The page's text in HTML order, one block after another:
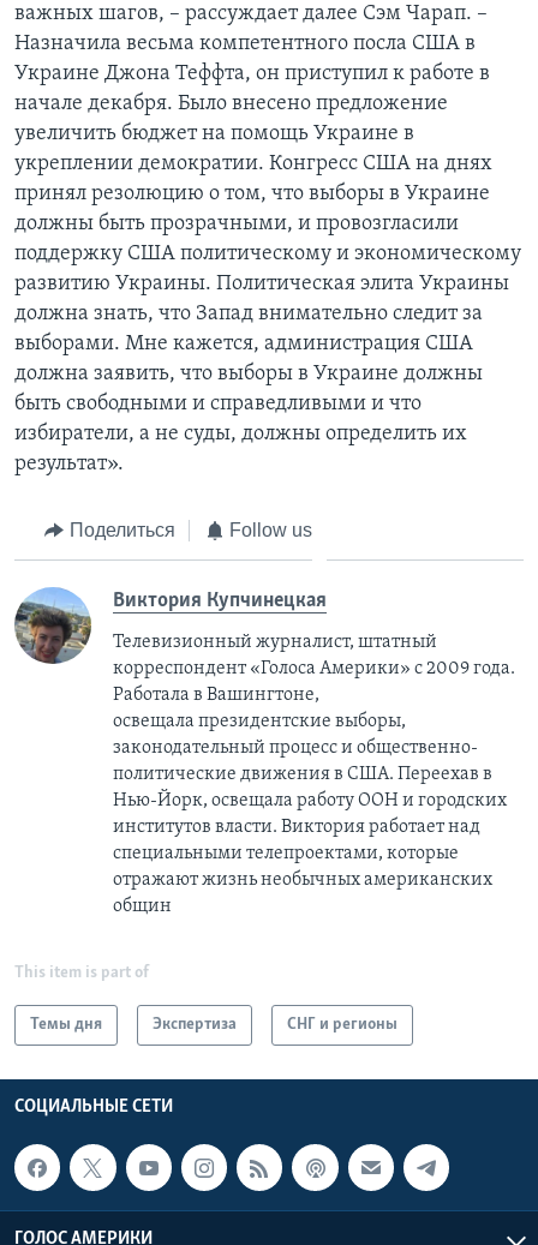
важных шагов, – рассуждает далее Сэм Чарап. –
Назначила весьма компетентного посла США в
Украине Джона Теффта, он приступил к работе в
начале декабря. Было внесено предложение
увеличить бюджет на помощь Украине в
укреплении демократии. Конгресс США на днях
принял резолюцию о том, что выборы в Украине
должны быть прозрачными, и провозгласили
поддержку США политическому и экономическому
развитию Украины. Политическая элита Украины
должна знать, что Запад внимательно следит за
выборами. Мне кажется, администрация США
должна заявить, что выборы в Украине должны
быть свободными и справедливыми и что
избиратели, а не суды, должны определить их
результат».
Поделиться Follow us
Виктория Купчинецкая
Телевизионный журналист, штатный
корреспондент «Голоса Америки» с 2009 года.
Работала в Вашингтоне,
освещала президентские выборы,
законодательный процесс и общественно-
политические движения в США. Переехав в
Нью-Йорк, освещала работу ООН и городских
институтов власти. Виктория работает над
специальными телепроектами, которые
отражают жизнь необычных американских
общин
This item is part of
Темы дня Экспертиза СНГ и регионы
СОЦИАЛЬНЫЕ СЕТИ
ГОЛОС АМЕРИКИ